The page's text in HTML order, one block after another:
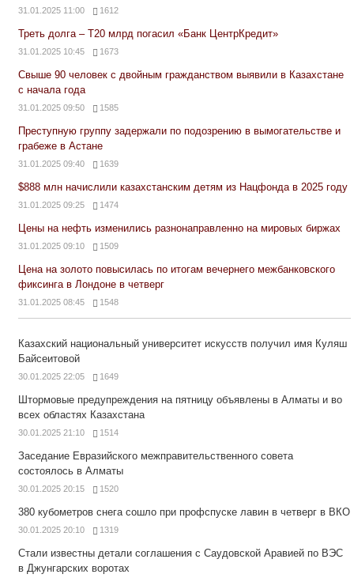
31.01.2025 11:00 1612
Треть долга – Т20 млрд погасил «Банк ЦентрКредит»
31.01.2025 10:45 1673
Свыше 90 человек с двойным гражданством выявили в Казахстане
с начала года
31.01.2025 09:50 1585
Преступную группу задержали по подозрению в вымогательстве и
грабеже в Астане
31.01.2025 09:40 1639
$888 млн начислили казахстанским детям из Нацфонда в 2025 году
31.01.2025 09:25 1474
Цены на нефть изменились разнонаправленно на мировых биржах
31.01.2025 09:10 1509
Цена на золото повысилась по итогам вечернего межбанковского
фиксинга в Лондоне в четверг
31.01.2025 08:45 1548
Казахский национальный университет искусств получил имя Куляш
Байсеитовой
30.01.2025 22:05 1649
Штормовые предупреждения на пятницу объявлены в Алматы и во
всех областях Казахстана
30.01.2025 21:10 1514
Заседание Евразийского межправительственного совета
состоялось в Алматы
30.01.2025 20:15 1520
380 кубометров снега сошло при профспуске лавин в четверг в ВКО
30.01.2025 20:10 1319
Стали известны детали соглашения с Саудовской Аравией по ВЭС
в Джунгарских воротах